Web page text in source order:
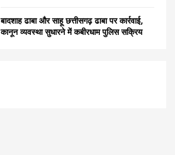
बादशाह ढाबा और साहू छत्तीसगढ़ ढाबा पर कार्रवाई,
कानून व्यवस्था सुधारने में कबीरधाम पुलिस सक्रिय